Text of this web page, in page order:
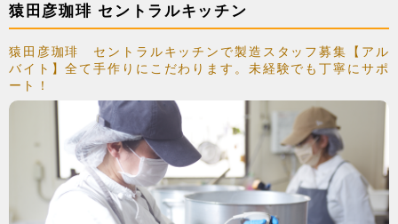
猿田彦珈琲 セントラルキッチン
猿田彦珈琲 セントラルキッチンで製造スタッフ募集【アル
バイト】全て手作りにこだわります。未経験でも丁寧にサポ
ート！